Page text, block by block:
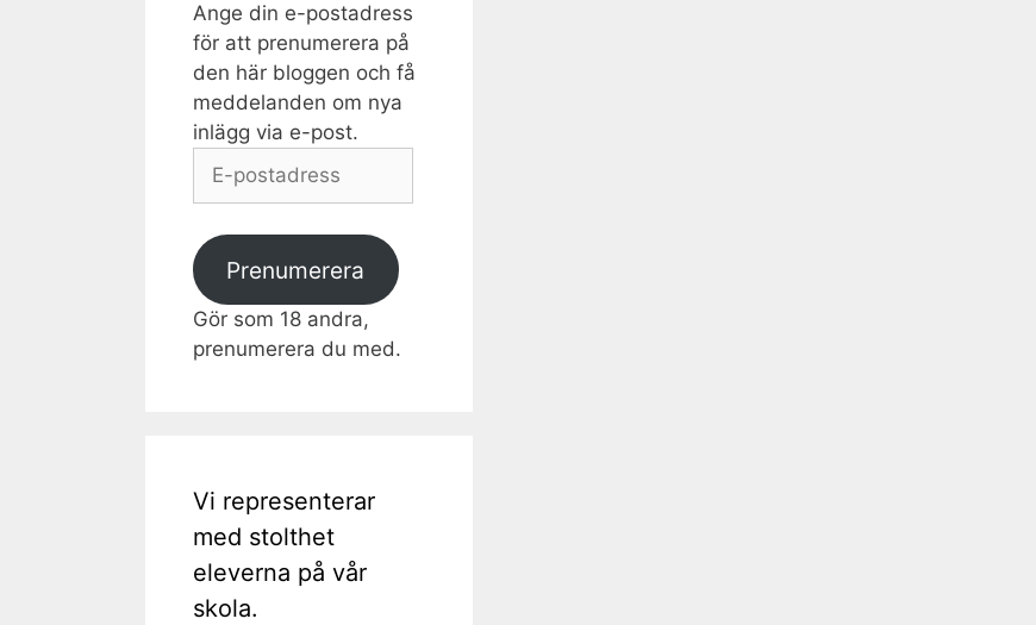
Ange din e-postadress
för att prenumerera på
den här bloggen och få
meddelanden om nya
inlägg via e-post.
postadress
Prenumerera
Gör som 18 andra,
prenumerera du med.
Vi representerar
med stolthet
eleverna på vår
skola.